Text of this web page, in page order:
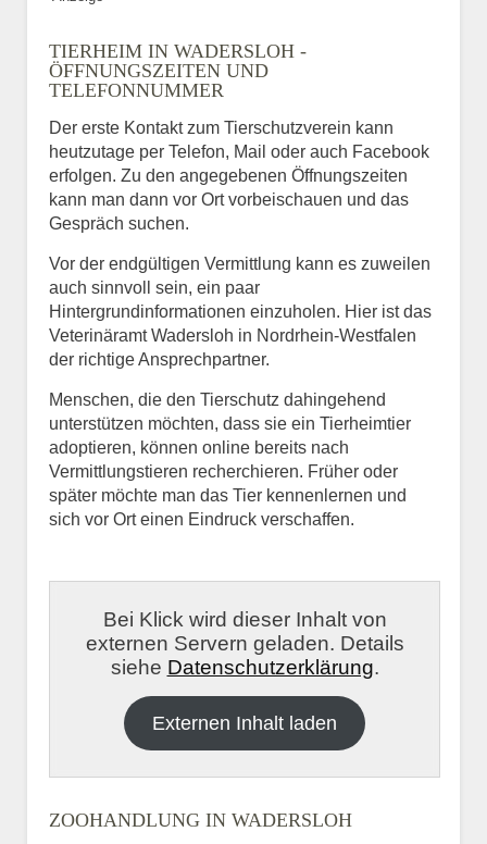
TIERHEIM IN WADERSLOH -
ÖFFNUNGSZEITEN UND
TELEFONNUMMER
Der erste Kontakt zum Tierschutzverein kann
heutzutage per Telefon, Mail oder auch Facebook
erfolgen. Zu den angegebenen Öffnungszeiten
kann man dann vor Ort vorbeischauen und das
Gespräch suchen.
Vor der endgültigen Vermittlung kann es zuweilen
auch sinnvoll sein, ein paar
Hintergrundinformationen einzuholen. Hier ist das
Veterinäramt Wadersloh in Nordrhein-Westfalen
der richtige Ansprechpartner.
Menschen, die den Tierschutz dahingehend
unterstützen möchten, dass sie ein Tierheimtier
adoptieren, können online bereits nach
Vermittlungstieren recherchieren. Früher oder
später möchte man das Tier kennenlernen und
sich vor Ort einen Eindruck verschaffen.
Bei Klick wird dieser Inhalt von
externen Servern geladen. Details
siehe Datenschutzerklärung.
Externen Inhalt laden
ZOOHANDLUNG IN WADERSLOH